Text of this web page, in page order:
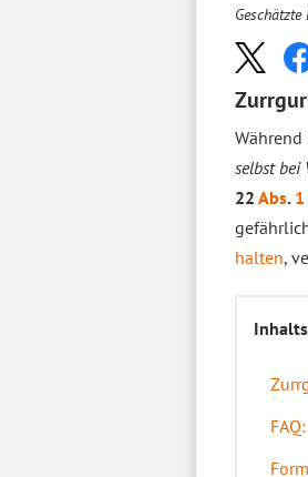
Geschätzte
Während
selbst bei
22 Abs. 1
halten,